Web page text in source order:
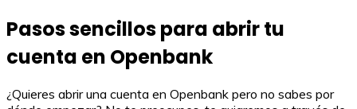
Pasos sencillos para abrir tu
cuenta en Openbank
¿Quieres abrir una cuenta en Openbank pero no sabes por